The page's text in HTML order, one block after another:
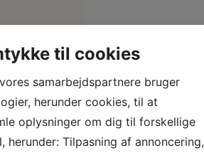
til cookies
samarbejdspartnere bruger
herunder cookies, til at
oplysninger om dig til forskellige
herunder: Tilpasning af annoncering,